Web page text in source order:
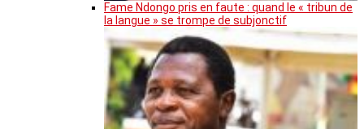
Fame Ndongo pris en faute : quand le « tribun de
la langue » se trompe de subjonctif